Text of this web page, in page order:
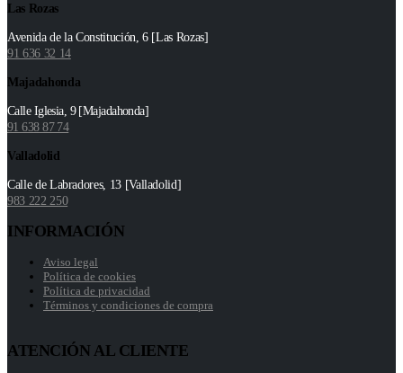
Las Rozas
Avenida de la Constitución, 6 [Las Rozas]
91 636 32 14
Majadahonda
Calle Iglesia, 9 [Majadahonda]
91 638 87 74
Valladolid
Calle de Labradores, 13 [Valladolid]
983 222 250
INFORMACIÓN
Aviso legal
Política de cookies
Política de privacidad
Términos y condiciones de compra
ATENCIÓN AL CLIENTE